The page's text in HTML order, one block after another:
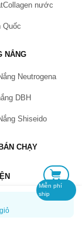
Miễn phí
ship
Collagen nước
Quốc
NẮNG
Neutrogena
DBH
Shiseido
CHẠY